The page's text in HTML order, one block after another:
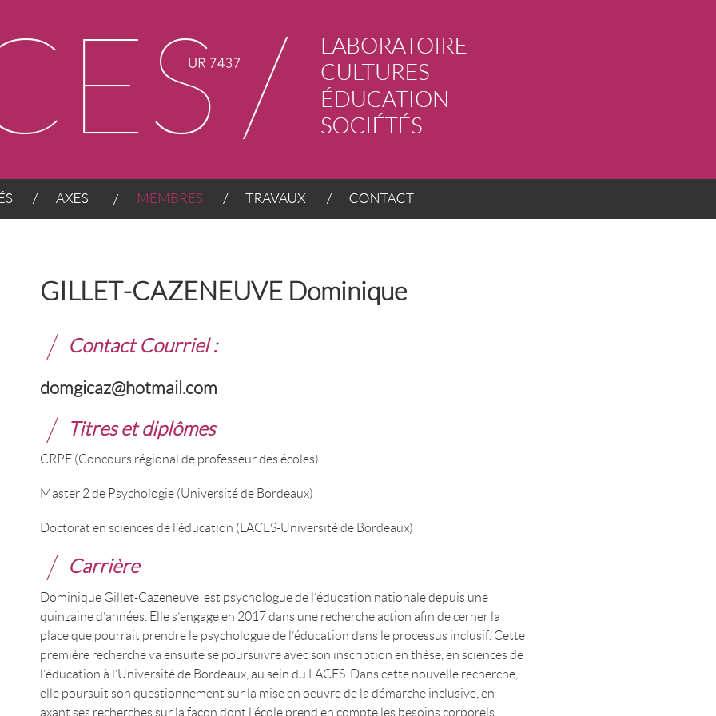
GILLET-CAZENEUVE Dominique
Contact Courriel :
domgicaz@hotmail.com
Titres et diplômes
CRPE (Concours régional de professeur des écoles)
Master 2 de Psychologie (Université de Bordeaux)
Doctorat en sciences de l’éducation (LACES-Université de Bordeaux)
Carrière
Dominique Gillet-Cazeneuve est psychologue de l’éducation nationale depuis une
quinzaine d’années. Elle s’engage en 2017 dans une recherche action afin de cerner la
place que pourrait prendre le psychologue de l’éducation dans le processus inclusif. Cette
première recherche va ensuite se poursuivre avec son inscription en thèse, en sciences de
l’éducation à l’Université de Bordeaux, au sein du LACES. Dans cette nouvelle recherche,
elle poursuit son questionnement sur la mise en oeuvre de la démarche inclusive, en
axant ses recherches sur la façon dont l’école prend en compte les besoins corporels